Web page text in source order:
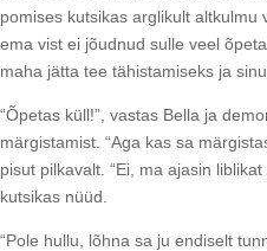
pomises kutsikas arglikult altkulmu
ema vist ei jõudnud sulle veel
maha jätta tee tähistamiseks ja
“Õpetas küll!”, vastas Bella ja
märgistamist. “Aga kas sa
pisut pilkavalt. “Ei, ma ajasin
kutsikas nüüd.
“Pole hullu, lõhna sa ju endiselt